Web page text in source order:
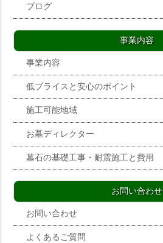
ブログ
事業内容
事業内容
低プライスと安心のポイント
施工可能地域
お墓ディレクター
墓石の基礎工事・耐震施工と費用
お問い合わせ
お問い合わせ
よくあるご質問